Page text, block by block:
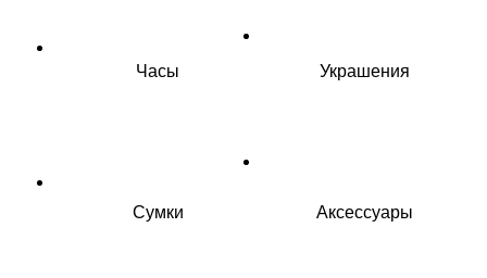
Часы Украшения
Сумки Аксессуары